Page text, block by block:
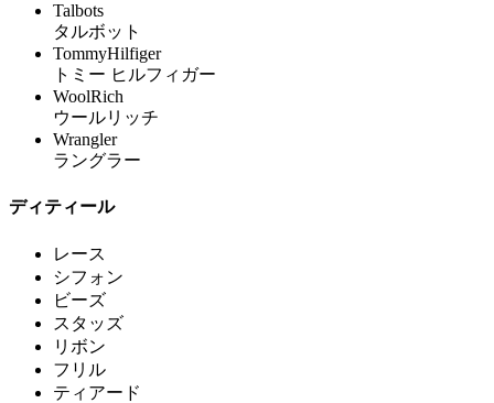
Talbots
タルボット
TommyHilfiger
トミー ヒルフィガー
WoolRich
ウールリッチ
Wrangler
ラングラー
ディティール
レース
シフォン
ビーズ
スタッズ
リボン
フリル
ティアード